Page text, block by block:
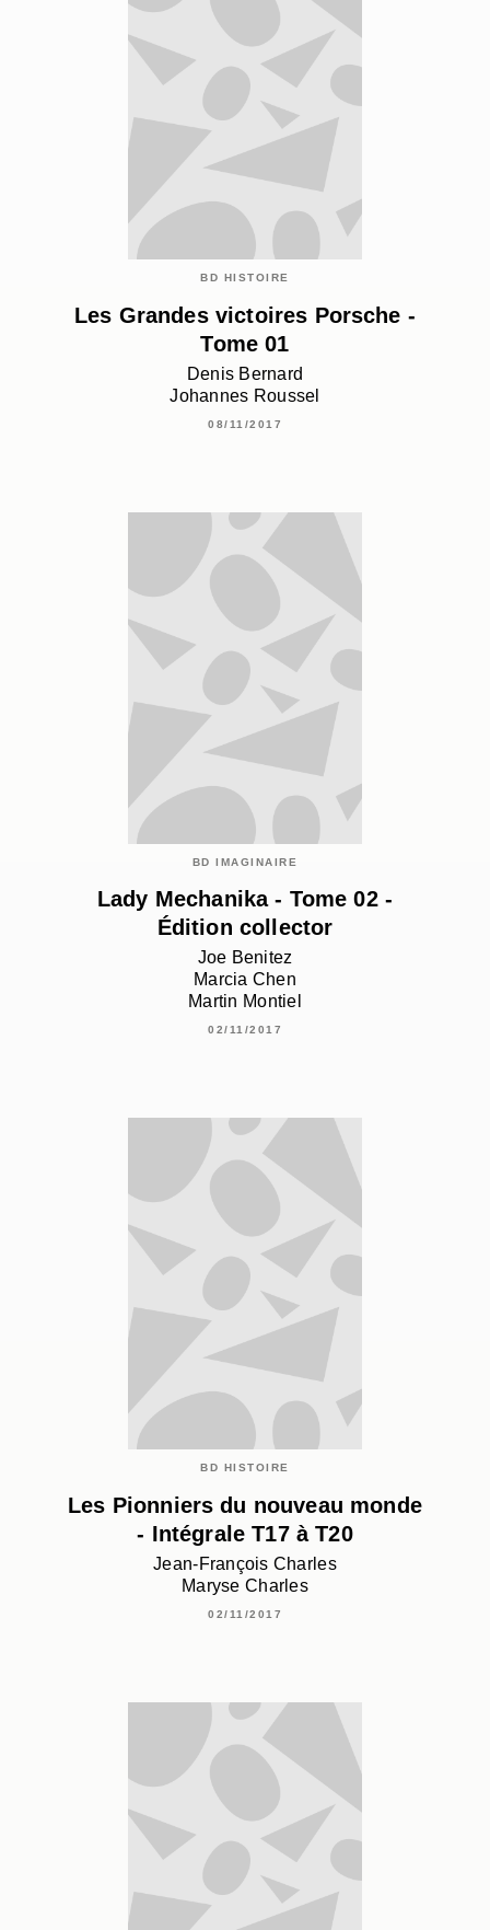
BD HISTOIRE
Les Grandes victoires Porsche -
Tome 01
Denis Bernard
Johannes Roussel
08/11/2017
BD IMAGINAIRE
Lady Mechanika - Tome 02 -
Édition collector
Joe Benitez
Marcia Chen
Martin Montiel
02/11/2017
BD HISTOIRE
Les Pionniers du nouveau monde
- Intégrale T17 à T20
Jean-François Charles
Maryse Charles
02/11/2017